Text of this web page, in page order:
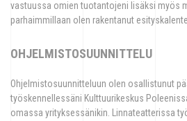
vastuussa omien tuotantojeni lisäksi myös
parhaimmillaan olen rakentanut
OHJELMISTOSUUNNITTELU
Ohjelmistosuunnitteluun olen osallistunut
työskennellessäni Kulttuurikeskus
omassa yrityksessänikin. Linnateatterissa